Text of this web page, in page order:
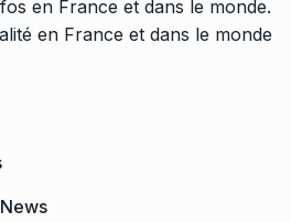
en France et dans le monde.
en France et dans le monde